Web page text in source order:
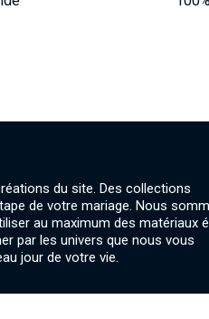
du site. Des collections
de votre mariage. Nous
au maximum des matériaux
par les univers que nous vous
jour de votre vie.